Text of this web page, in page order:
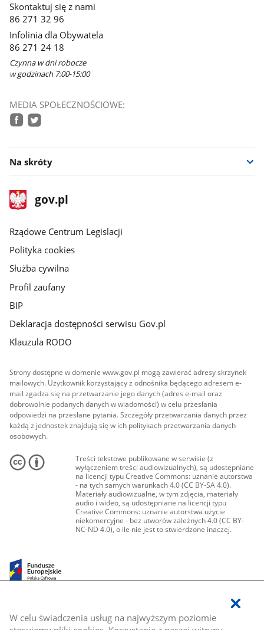
W celu świadczenia usług na najwyższym poziomie
nowym
Skontaktuj się z nami
86 271 32 96
Infolinia dla Obywatela
86 271 24 18
Czynna w dni robocze
w godzinach 7:00-15:00
MEDIA SPOŁECZNOŚCIOWE:
Na skróty
stopka
gov.plStrona
gov.pl
Rządowe Centrum Legislacji
Polityka cookies
Służba cywilna
Profil zaufany
BIP
Deklaracja dostępności serwisu Gov.pl
Klauzula RODO
Strony dostępne w domenie www.gov.pl mogą zawierać adresy skrzynek
mailowych. Użytkownik korzystający z odnośnika będącego adresem e-
mail zgadza się na przetwarzanie jego danych (adres e-mail oraz
dobrowolnie podanych danych w wiadomości) w celu przesłania
odpowiedzi na przesłane pytania. Szczegóły przetwarzania danych przez
każdą z jednostek znajdują się w ich politykach przetwarzania danych
osobowych.
Treści tekstowe publikowane w serwisie (z
wyłączeniem treści audiowizualnych), są udostępniane
na licencji typu Creative Commons: uznanie autorstwa
- na tych samych warunkach 4.0 (CC BY-SA 4.0).
Materiały audiowizualne, w tym zdjęcia, materiały
audio i wideo, są udostępniane na licencji typu
Creative Commons: uznanie autorstwa użycie
niekomercyjne - bez utworów zależnych 4.0 (CC BY-
NC-ND 4.0), o ile nie jest to stwierdzone inaczej.